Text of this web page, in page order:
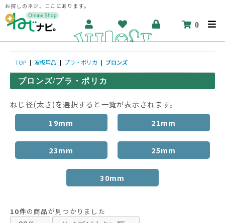
お探しのネジ、ここにあります。
0
TOP | 波板用品 | プラ・ポリカ | ブロンズ
ブロンズ/プラ・ポリカ
ねじ径(太さ)を選択すると一覧が表示されます。
19mm
21mm
23mm 25mm
30mm
10件の商品が見つかりました